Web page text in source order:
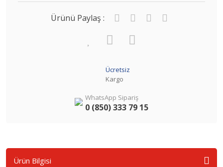
Ürünü Paylaş :
Ücretsiz
Kargo
WhatsApp Sipariş
0 (850) 333 79 15
Ürün Bilgisi